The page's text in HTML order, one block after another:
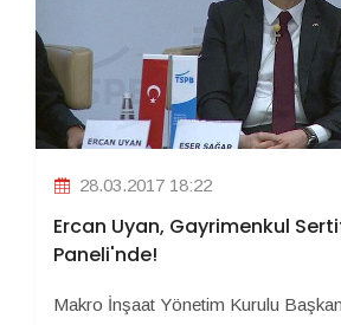
28.03.2017 18:22
Ercan Uyan, Gayrimenkul
Paneli'nde!
Makro İnşaat Yönetim Kurulu